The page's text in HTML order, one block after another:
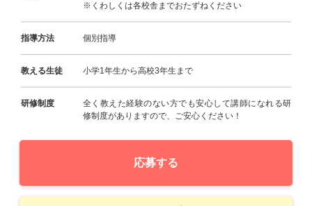
※くわしくは各校舎までおたずねください
指導方法 個別指導
教える生徒 小学1年生から高校3年生まで
研修制度
全く教えた経験のない方でも安心して講師になれる研
修制度がありますので、ご安心ください！
応募する